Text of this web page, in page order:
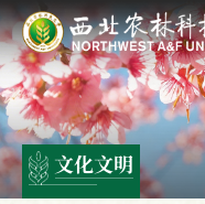
文化文明